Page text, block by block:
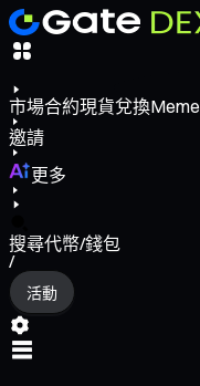
市場合約現貨兌換Meme
邀請
更多
搜尋代幣/錢包
/
活動